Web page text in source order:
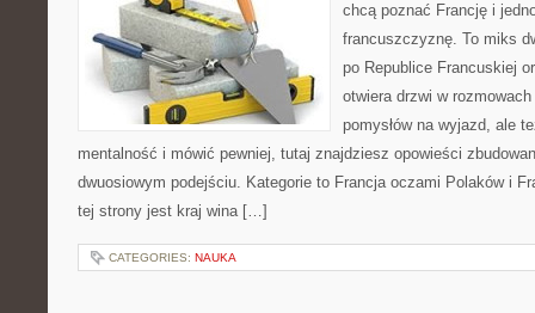
chcą poznać Francję i
francuszczyznę. To miks
po Republice Francuskiej
otwiera drzwi w
pomysłów na wyjazd, ale
mentalność i mówić pewniej, tutaj znajdziesz opowieści
dwuosiowym podejściu. Kategorie to Francja oczami Polaków i
tej strony jest kraj wina […]
CATEGORIES: NAUKA